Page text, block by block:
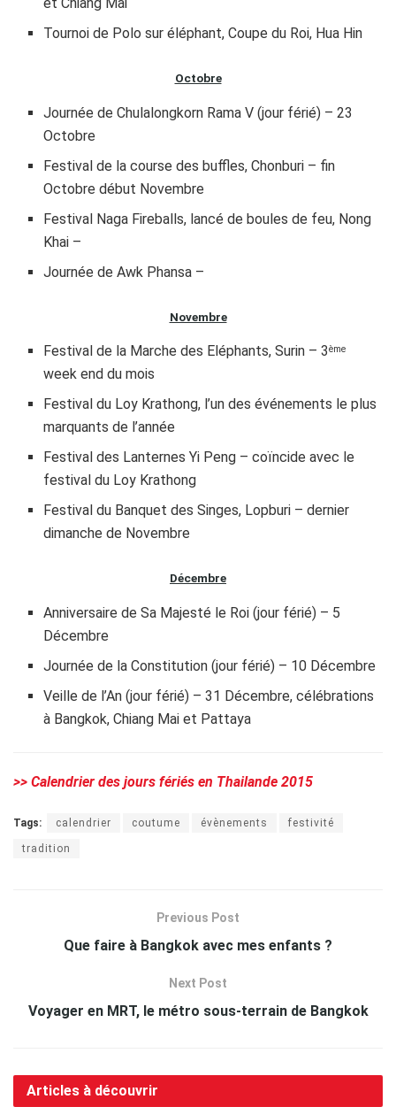
Tournoi de Polo sur éléphant, Coupe du Roi, Hua Hin
Octobre
Journée de Chulalongkorn Rama V (jour férié) – 23
Octobre
Festival de la course des buffles, Chonburi – fin
Octobre début Novembre
Festival Naga Fireballs, lancé de boules de feu, Nong
Khai –
Journée de Awk Phansa –
Novembre
Festival de la Marche des Eléphants, Surin – 3ème
week end du mois
Festival du Loy Krathong, l’un des événements le plus
marquants de l’année
Festival des Lanternes Yi Peng – coïncide avec le
festival du Loy Krathong
Festival du Banquet des Singes, Lopburi – dernier
dimanche de Novembre
Décembre
Anniversaire de Sa Majesté le Roi (jour férié) – 5
Décembre
Journée de la Constitution (jour férié) – 10 Décembre
Veille de l’An (jour férié) – 31 Décembre, célébrations
à Bangkok, Chiang Mai et Pattaya
>> Calendrier des jours fériés en Thailande 2015
Tags: calendrier coutume évènements festivité
tradition
Previous Post
Que faire à Bangkok avec mes enfants ?
Next Post
Voyager en MRT, le métro sous-terrain de Bangkok
Articles à découvrir